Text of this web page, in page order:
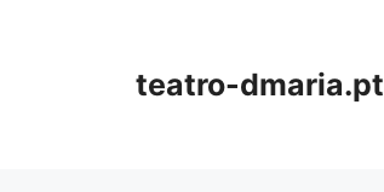
teatro-dmaria.pt